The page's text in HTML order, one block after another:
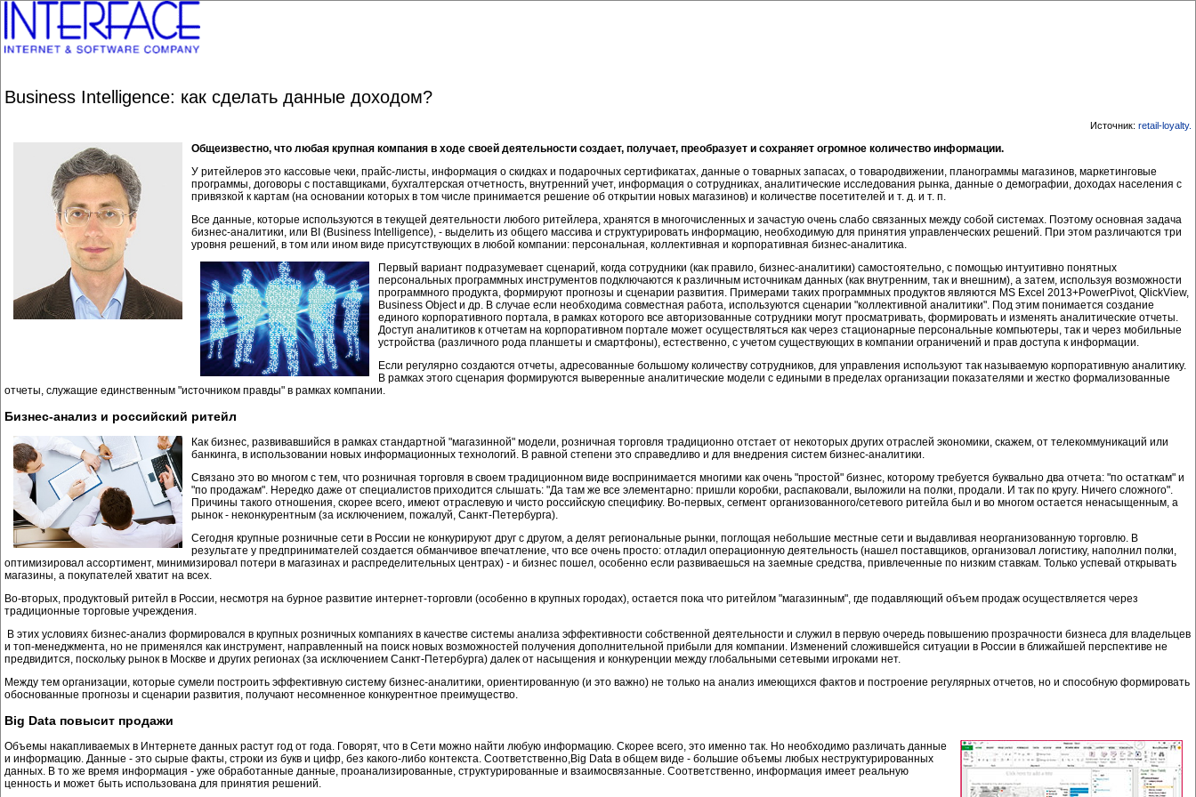
Business Intelligence: как сделать данные доходом?
Источник: retail-loyalty.
Общеизвестно, что любая крупная компания в ходе своей деятельности создает, получает, преобразует и сохраняет огромное количество информации.
У ритейлеров это кассовые чеки, прайс-листы, информация о скидках и подарочных сертификатах, данные о товарных запасах, о товародвижении, планограммы магазинов, маркетинговые
программы, договоры с поставщиками, бухгалтерская отчетность, внутренний учет, информация о сотрудниках, аналитические исследования рынка, данные о демографии, доходах населения с
привязкой к картам (на основании которых в том числе принимается решение об открытии новых магазинов) и количестве посетителей и т. д. и т. п.
Все данные, которые используются в текущей деятельности любого ритейлера, хранятся в многочисленных и зачастую очень слабо связанных между собой системах. Поэтому основная задача
бизнес-аналитики, или BI (Business Intelligence), - выделить из общего массива и структурировать информацию, необходимую для принятия управленческих решений. При этом различаются три
уровня решений, в том или ином виде присутствующих в любой компании: персональная, коллективная и корпоративная бизнес-аналитика.
Первый вариант подразумевает сценарий, когда сотрудники (как правило, бизнес-аналитики) самостоятельно, с помощью интуитивно понятных
персональных программных инструментов подключаются к различным источникам данных (как внутренним, так и внешним), а затем, используя возможности
программного продукта, формируют прогнозы и сценарии развития. Примерами таких программных продуктов являются MS Excel 2013+PowerPivot, QlickView,
Business Object и др. В случае если необходима совместная работа, используются сценарии "коллективной аналитики". Под этим понимается создание
единого корпоративного портала, в рамках которого все авторизованные сотрудники могут просматривать, формировать и изменять аналитические отчеты.
Доступ аналитиков к отчетам на корпоративном портале может осуществляться как через стационарные персональные компьютеры, так и через мобильные
устройства (различного рода планшеты и смартфоны), естественно, с учетом существующих в компании ограничений и прав доступа к информации.
Если регулярно создаются отчеты, адресованные большому количеству сотрудников, для управления используют так называемую корпоративную аналитику.
В рамках этого сценария формируются выверенные аналитические модели с едиными в пределах организации показателями и жестко формализованные
отчеты, служащие единственным "источником правды" в рамках компании.
Бизнес-анализ и российский ритейл
Как бизнес, развивавшийся в рамках стандартной "магазинной" модели, розничная торговля традиционно отстает от некоторых других отраслей экономики, скажем, от телекоммуникаций или
банкинга, в использовании новых информационных технологий. В равной степени это справедливо и для внедрения систем бизнес-аналитики.
Связано это во многом с тем, что розничная торговля в своем традиционном виде воспринимается многими как очень "простой" бизнес, которому требуется буквально два отчета: "по остаткам" и
"по продажам". Нередко даже от специалистов приходится слышать: "Да там же все элементарно: пришли коробки, распаковали, выложили на полки, продали. И так по кругу. Ничего сложного".
Причины такого отношения, скорее всего, имеют отраслевую и чисто российскую специфику. Во-первых, сегмент организованного/сетевого ритейла был и во многом остается ненасыщенным, а
рынок - неконкурентным (за исключением, пожалуй, Санкт-Петербурга).
Сегодня крупные розничные сети в России не конкурируют друг с другом, а делят региональные рынки, поглощая небольшие местные сети и выдавливая неорганизованную торговлю. В
результате у предпринимателей создается обманчивое впечатление, что все очень просто: отладил операционную деятельность (нашел поставщиков, организовал логистику, наполнил полки,
оптимизировал ассортимент, минимизировал потери в магазинах и распределительных центрах) - и бизнес пошел, особенно если развиваешься на заемные средства, привлеченные по низким ставкам. Только успевай открывать
магазины, а покупателей хватит на всех.
Во-вторых, продуктовый ритейл в России, несмотря на бурное развитие интернет-торговли (особенно в крупных городах), остается пока что ритейлом "магазинным", где подавляющий объем продаж осуществляется через
традиционные торговые учреждения.
В этих условиях бизнес-анализ формировался в крупных розничных компаниях в качестве системы анализа эффективности собственной деятельности и служил в первую очередь повышению прозрачности бизнеса для владельцев
и топ-менеджмента, но не применялся как инструмент, направленный на поиск новых возможностей получения дополнительной прибыли для компании. Изменений сложившейся ситуации в России в ближайшей перспективе не
предвидится, поскольку рынок в Москве и других регионах (за исключением Санкт-Петербурга) далек от насыщения и конкуренции между глобальными сетевыми игроками нет.
Между тем организации, которые сумели построить эффективную систему бизнес-аналитики, ориентированную (и это важно) не только на анализ имеющихся фактов и построение регулярных отчетов, но и способную формировать
обоснованные прогнозы и сценарии развития, получают несомненное конкурентное преимущество.
Big Data повысит продажи
Объемы накапливаемых в Интернете данных растут год от года. Говорят, что в Сети можно найти любую информацию. Скорее всего, это именно так. Но необходимо различать данные
и информацию. Данные - это сырые факты, строки из букв и цифр, без какого-либо контекста. Соответственно,Big Data в общем виде - большие объемы любых неструктурированных
данных. В то же время информация - уже обработанные данные, проанализированные, структурированные и взаимосвязанные. Соответственно, информация имеет реальную
ценность и может быть использована для принятия решений.